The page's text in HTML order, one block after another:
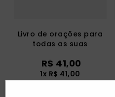
Livro de orações para
todas as suas
R$ 41,00
1x R$ 41,00